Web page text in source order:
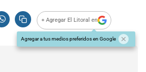
+ Agregar El Litoral en
Agregar a tus medios preferidos en Google